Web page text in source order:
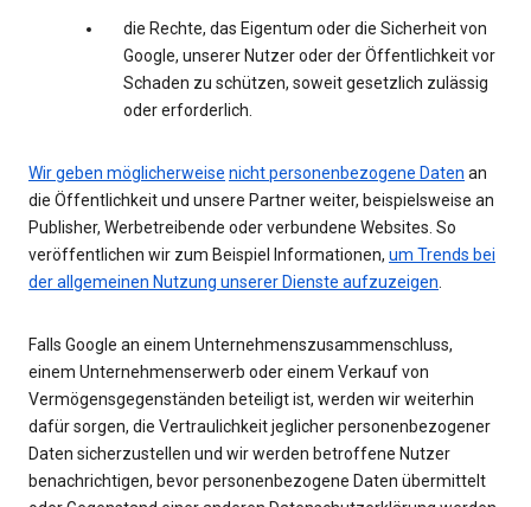
die Rechte, das Eigentum oder die Sicherheit von
Google, unserer Nutzer oder der Öffentlichkeit vor
Schaden zu schützen, soweit gesetzlich zulässig
oder erforderlich.
Wir geben möglicherweise nicht personenbezogene Daten an
die Öffentlichkeit und unsere Partner weiter, beispielsweise an
Publisher, Werbetreibende oder verbundene Websites. So
veröffentlichen wir zum Beispiel Informationen, um Trends bei
der allgemeinen Nutzung unserer Dienste aufzuzeigen.
Falls Google an einem Unternehmenszusammenschluss,
einem Unternehmenserwerb oder einem Verkauf von
Vermögensgegenständen beteiligt ist, werden wir weiterhin
dafür sorgen, die Vertraulichkeit jeglicher personenbezogener
Daten sicherzustellen und wir werden betroffene Nutzer
benachrichtigen, bevor personenbezogene Daten übermittelt